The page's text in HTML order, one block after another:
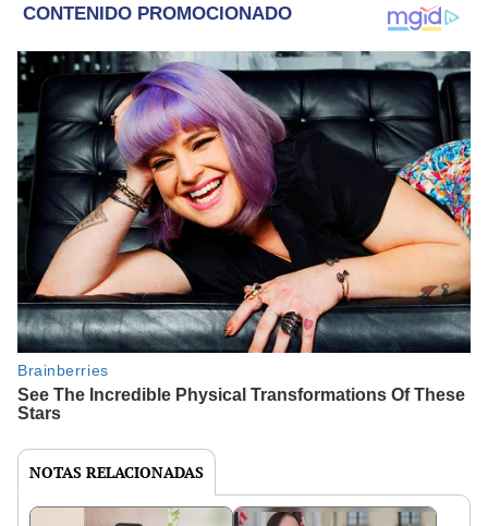
NOTAS RELACIONADAS